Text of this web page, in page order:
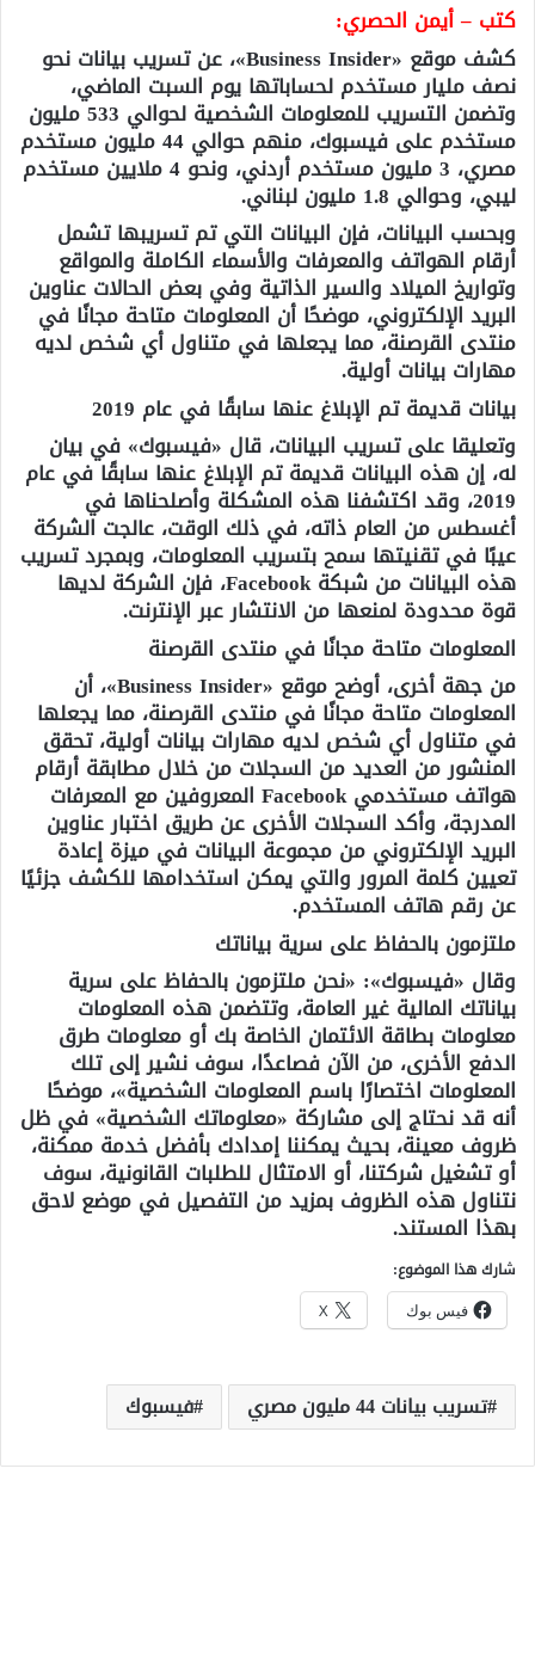
كتب – أيمن الحصري:
كشف موقع «Business Insider»، عن تسريب بيانات نحو
نصف مليار مستخدم لحساباتها يوم السبت الماضي،
وتضمن التسريب للمعلومات الشخصية لحوالي 533 مليون
مستخدم على فيسبوك، منهم حوالي 44 مليون مستخدم
مصري، 3 مليون مستخدم أردني، ونحو 4 ملايين مستخدم
ليبي، وحوالي 1.8 مليون لبناني.
وبحسب البيانات، فإن البيانات التي تم تسريبها تشمل
أرقام الهواتف والمعرفات والأسماء الكاملة والمواقع
وتواريخ الميلاد والسير الذاتية وفي بعض الحالات عناوين
البريد الإلكتروني، موضحًا أن المعلومات متاحة مجانًا في
منتدى القرصنة، مما يجعلها في متناول أي شخص لديه
مهارات بيانات أولية.
بيانات قديمة تم الإبلاغ عنها سابقًا في عام 2019
وتعليقا على تسريب البيانات، قال «فيسبوك» في بيان
له، إن هذه البيانات قديمة تم الإبلاغ عنها سابقًا في عام
2019، وقد اكتشفنا هذه المشكلة وأصلحناها في
أغسطس من العام ذاته، في ذلك الوقت، عالجت الشركة
عيبًا في تقنيتها سمح بتسريب المعلومات، وبمجرد تسريب
هذه البيانات من شبكة Facebook، فإن الشركة لديها
قوة محدودة لمنعها من الانتشار عبر الإنترنت.
المعلومات متاحة مجانًا في منتدى القرصنة
من جهة أخرى، أوضح موقع «Business Insider»، أن
المعلومات متاحة مجانًا في منتدى القرصنة، مما يجعلها
في متناول أي شخص لديه مهارات بيانات أولية، تحقق
المنشور من العديد من السجلات من خلال مطابقة أرقام
هواتف مستخدمي Facebook المعروفين مع المعرفات
المدرجة، وأكد السجلات الأخرى عن طريق اختبار عناوين
البريد الإلكتروني من مجموعة البيانات في ميزة إعادة
تعيين كلمة المرور والتي يمكن استخدامها للكشف جزئيًا
عن رقم هاتف المستخدم.
ملتزمون بالحفاظ على سرية بياناتك
وقال «فيسبوك»: «نحن ملتزمون بالحفاظ على سرية
بياناتك المالية غير العامة، وتتضمن هذه المعلومات
معلومات بطاقة الائتمان الخاصة بك أو معلومات طرق
الدفع الأخرى، من الآن فصاعدًا، سوف نشير إلى تلك
المعلومات اختصارًا باسم المعلومات الشخصية»، موضحًا
أنه قد نحتاج إلى مشاركة «معلوماتك الشخصية» في ظل
ظروف معينة، بحيث يمكننا إمدادك بأفضل خدمة ممكنة،
أو تشغيل شركتنا، أو الامتثال للطلبات القانونية، سوف
نتناول هذه الظروف بمزيد من التفصيل في موضع لاحق
بهذا المستند.
شارك هذا الموضوع:
فيس بوك X
تسريب بيانات 44 مليون مصري فيسبوك